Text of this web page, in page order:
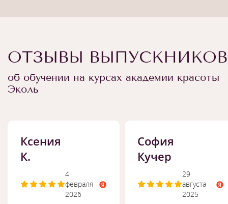
ОТЗЫВЫ ВЫПУСКНИКОВ
об обучении на курсах академии красоты
Эколь
Ксения
К.
4
февраля
2026
София
Кучер
29
августа
2025